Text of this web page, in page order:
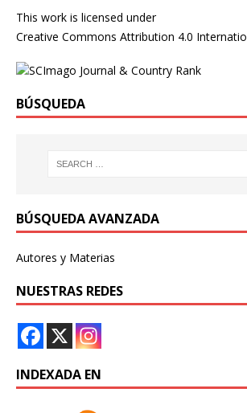
This work is licensed under
Creative Commons Attribution 4.0
BÚSQUEDA
BÚSQUEDA AVANZADA
Autores y Materias
NUESTRAS REDES
INDEXADA EN